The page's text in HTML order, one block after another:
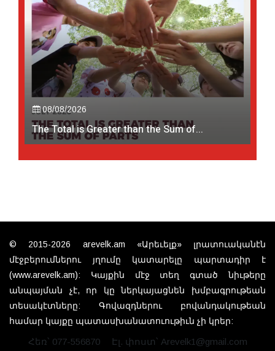
08/08/2026
The Total is Greater than the Sum of...
© 2015-2026 arevelk.am «Արեւելք» լրատուականէն
մէջբերումներու յղումը կատարելը պարտադիր է
(www.arevelk.am): Կայքին մէջ տեղ գտած նիւթերը
անպայման չէ, որ կը ներկայացնեն խմբագրութեան
տեսակէտները: Գովազդներու բովանդակութեան
համար կայքը պատասխանատուութիւն չի կրեր:
Հեռ՝ 077-556870
Էլ. փոստ՝ Arevelk1@gmail.com